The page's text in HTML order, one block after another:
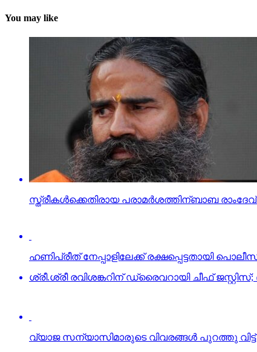
You may like
സ്ത്രീകള്‍ക്കെതിരായ പരാമര്‍ശത്തിന്ബാബ
ഹണിപ്രീത് നേപ്പാളിലേക്ക് രക്ഷപ്പെട്ടതായി
ശ്രീ.ശ്രീ രവിശങ്കറിന് ഡ്രൈവറായി ചീഫ്
വ്യാജ സന്യാസിമാരുടെ വിവരങ്ങള്‍ പുറത്തു